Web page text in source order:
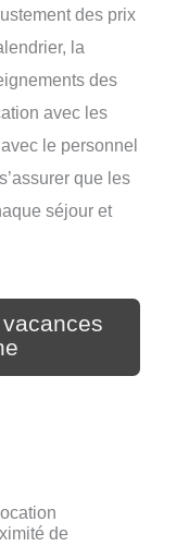
des prix
la
des
avec les
le personnel
que les
séjour et
de